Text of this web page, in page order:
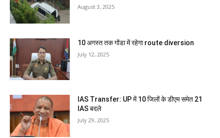
August 3, 2025
10 अगस्त तक गोंडा में रहेगा route diversion
July 12, 2025
IAS Transfer: UP में 10 जिलों के डीएम समेत 21
IAS बदले
July 29, 2025